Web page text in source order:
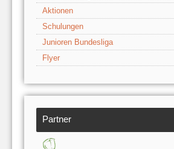
Aktionen
Schulungen
Junioren Bundesliga
Flyer
Partner